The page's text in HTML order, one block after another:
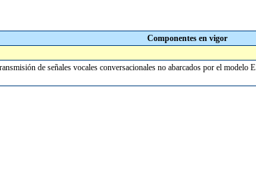
Componentes en vigor
de señales vocales conversacionales no abarcados por el modelo E